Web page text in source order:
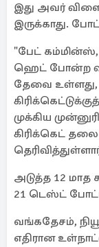
இது அவர்
இருக்காது.
"பேட் கம்மின்ஸ்,
ஹெட் போன்ற
தேவை
முக்கிய
கிரிக்கெட்
அடுத்த 12 மாத
21 டெஸ்ட்
வங்கதேசம்,
எதிரான